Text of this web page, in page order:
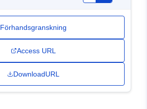
Förhandsgranskning
Access URL
DownloadURL